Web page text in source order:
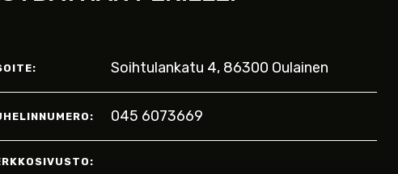
Soihtulankatu 4, 86300 Oulainen
045 6073669